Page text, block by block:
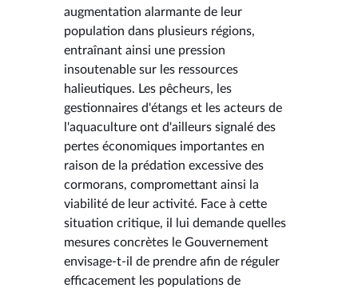
augmentation alarmante de leur
population dans plusieurs régions,
entraînant ainsi une pression
insoutenable sur les ressources
halieutiques. Les pêcheurs, les
gestionnaires d'étangs et les acteurs de
l'aquaculture ont d'ailleurs signalé des
pertes économiques importantes en
raison de la prédation excessive des
cormorans, compromettant ainsi la
viabilité de leur activité. Face à cette
situation critique, il lui demande quelles
mesures concrètes le Gouvernement
envisage-t-il de prendre afin de réguler
efficacement les populations de